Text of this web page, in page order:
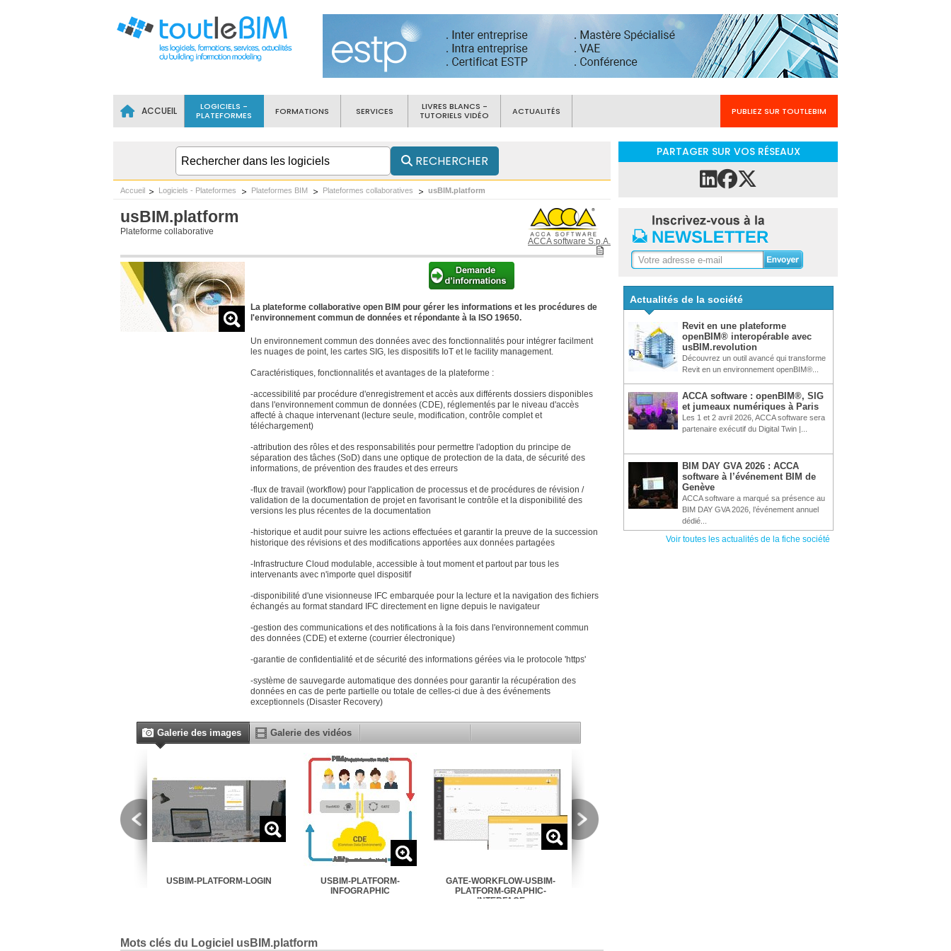
ACCUEIL
LOGICIELS -
PLATEFORMES
FORMATIONS SERVICES
LIVRES BLANCS -
TUTORIELS VIDÉO
ACTUALITÉS PUBLIEZ SUR TOUTLEBIM
RECHERCHER
Accueil Logiciels - Plateformes Plateformes BIM Plateformes collaboratives usBIM.platform
usBIM.platform
Plateforme collaborative
ACCA software S.p.A.
La plateforme collaborative open BIM pour gérer les informations et les procédures de
l'environnement commun de données et répondante à la ISO 19650.
Un environnement commun des données avec des fonctionnalités pour intégrer facilment
les nuages de point, les cartes SIG, les dispositifs IoT et le facility management.
Caractéristiques, fonctionnalités et avantages de la plateforme :
-accessibilité par procédure d'enregistrement et accès aux différents dossiers disponibles
dans l'environnement commun de données (CDE), réglementés par le niveau d'accès
affecté à chaque intervenant (lecture seule, modification, contrôle complet et
téléchargement)
-attribution des rôles et des responsabilités pour permettre l'adoption du principe de
séparation des tâches (SoD) dans une optique de protection de la data, de sécurité des
informations, de prévention des fraudes et des erreurs
-flux de travail (workflow) pour l'application de processus et de procédures de révision /
validation de la documentation de projet en favorisant le contrôle et la disponibilité des
versions les plus récentes de la documentation
-historique et audit pour suivre les actions effectuées et garantir la preuve de la succession
historique des révisions et des modifications apportées aux données partagées
-Infrastructure Cloud modulable, accessible à tout moment et partout par tous les
intervenants avec n'importe quel dispositif
-disponibilité d'une visionneuse IFC embarquée pour la lecture et la navigation des fichiers
échangés au format standard IFC directement en ligne depuis le navigateur
-gestion des communications et des notifications à la fois dans l'environnement commun
des données (CDE) et externe (courrier électronique)
-garantie de confidentialité et de sécurité des informations gérées via le protocole 'https'
-système de sauvegarde automatique des données pour garantir la récupération des
données en cas de perte partielle ou totale de celles-ci due à des événements
exceptionnels (Disaster Recovery)
Galerie des images Galerie des vidéos
USBIM-PLATFORM-LOGIN
USBIM-PLATFORM-
INFOGRAPHIC
GATE-WORKFLOW-USBIM-
PLATFORM-GRAPHIC-
INTERFACE
Mots clés du Logiciel usBIM.platform
PARTAGER SUR VOS RÉSEAUX
Actualités de la société
Revit en une plateforme
openBIM® interopérable avec
usBIM.revolution
Découvrez un outil avancé qui transforme
Revit en un environnement openBIM®...
ACCA software : openBIM®, SIG
et jumeaux numériques à Paris
Les 1 et 2 avril 2026, ACCA software sera
partenaire exécutif du Digital Twin |...
BIM DAY GVA 2026 : ACCA
software à l’événement BIM de
Genève
ACCA software a marqué sa présence au
BIM DAY GVA 2026, l’événement annuel
dédié...
Voir toutes les actualités de la fiche société